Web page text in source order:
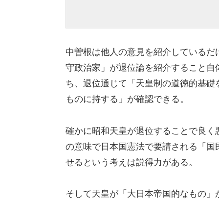
中曽根は他人の意見を紹介している
守政治家」が退位論を紹介すること
ち、退位通じて「天皇制の道徳的基
ものに持する」が確認できる。
確かに昭和天皇が退位することで良
の意味で日本国憲法で要請される「
せるという考えは説得力がある。
そして天皇が「大日本帝国的なもの